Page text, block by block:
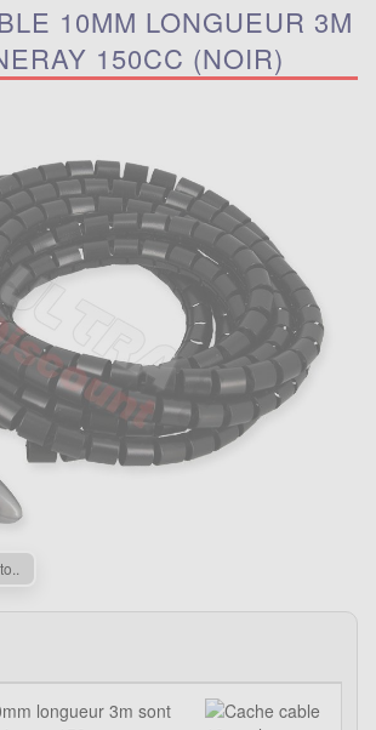
10MM LONGUEUR 3M
150CC (NOIR)
longueur 3m sont